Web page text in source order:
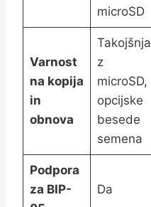
microSD
Varnost
na kopija
in
obnova
Takojšnja
z
microSD,
opcijske
besede
semena
Podpora
za BIP-
Da